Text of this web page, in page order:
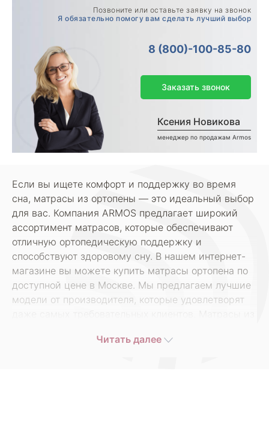
Позвоните или оставьте заявку на звонок
Я обязательно помогу вам сделать лучший выбор
8 (800)-100-85-80
Ксения Новикова
менеджер по продажам Armos
Заказать звонок
Если вы ищете комфорт и поддержку во время
сна, матрасы из ортопены — это идеальный выбор
для вас. Компания ARMOS предлагает широкий
ассортимент матрасов, которые обеспечивают
отличную ортопедическую поддержку и
способствуют здоровому сну. В нашем интернет-
магазине вы можете купить матрасы ортопена по
доступной цене в Москве. Мы предлагаем лучшие
модели от производителя, которые удовлетворят
отличаются высокой прочностью и
Читать далее